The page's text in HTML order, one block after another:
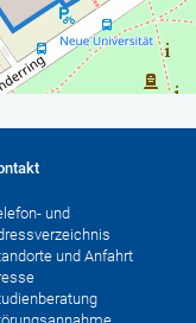
und
und Anfahrt